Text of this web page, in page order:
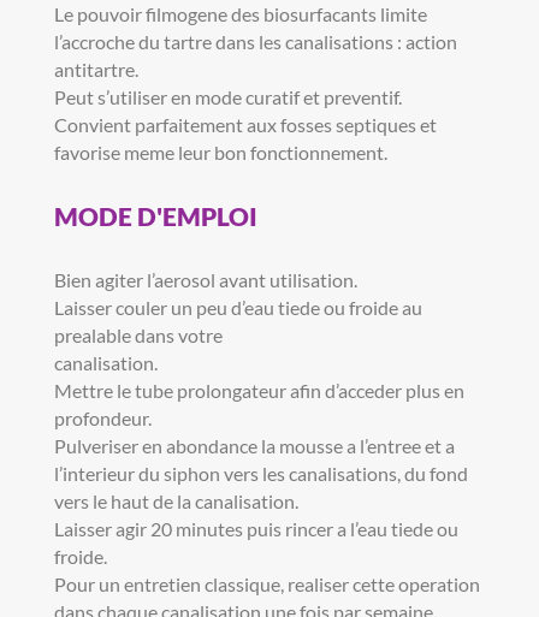
Le pouvoir filmogene des biosurfacants limite
l’accroche du tartre dans les canalisations : action
antitartre.
Peut s’utiliser en mode curatif et preventif.
Convient parfaitement aux fosses septiques et
favorise meme leur bon fonctionnement.
MODE D'EMPLOI
Bien agiter l’aerosol avant utilisation.
Laisser couler un peu d’eau tiede ou froide au
prealable dans votre
canalisation.
Mettre le tube prolongateur afin d’acceder plus en
profondeur.
Pulveriser en abondance la mousse a l’entree et a
l’interieur du siphon vers les canalisations, du fond
vers le haut de la canalisation.
Laisser agir 20 minutes puis rincer a l’eau tiede ou
froide.
Pour un entretien classique, realiser cette operation
dans chaque canalisation une fois par semaine.